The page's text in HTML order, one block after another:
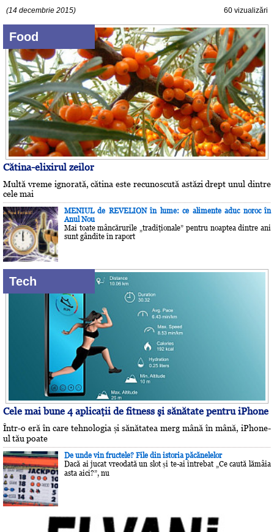
(14 decembrie 2015) 60 vizualizări
Food
Cătina-elixirul zeilor
Multă vreme ignorată, cătina este recunoscută astăzi drept unul dintre
cele mai
MENIUL de REVELION în lume: ce alimente aduc noroc în
Anul Nou
Mai toate mâncărurile „tradiţionale” pentru noaptea dintre ani
sunt gândite în raport
Tech
Cele mai bune 4 aplicaţii de fitness şi sănătate pentru iPhone
Într-o eră în care tehnologia și sănătatea merg mână în mână, iPhone-
ul tău poate
De unde vin fructele? File din istoria păcănelelor
Dacă ai jucat vreodată un slot și te-ai întrebat „Ce caută lămâia
asta aici?”, nu